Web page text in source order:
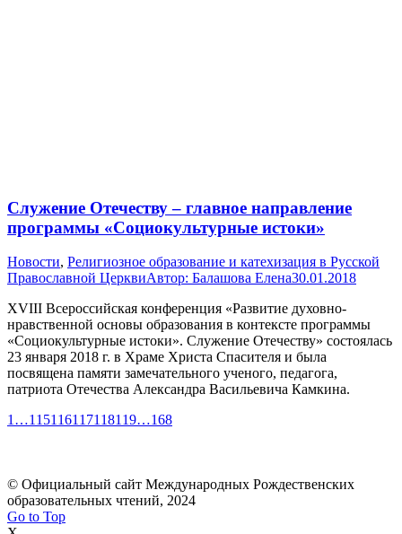
Служение Отечеству – главное направление
программы «Социокультурные истоки»
Новости, Религиозное образование и катехизация в Русской
Православной ЦерквиАвтор: Балашова Елена30.01.2018
XVIII Всероссийская конференция «Развитие духовно-
нравственной основы образования в контексте программы
«Социокультурные истоки». Служение Отечеству» состоялась
23 января 2018 г. в Храме Христа Спасителя и была
посвящена памяти замечательного ученого, педагога,
патриота Отечества Александра Васильевича Камкина.
1 …115116117118119…168
© Официальный сайт Международных Рождественских
образовательных чтений, 2024
Go to Top